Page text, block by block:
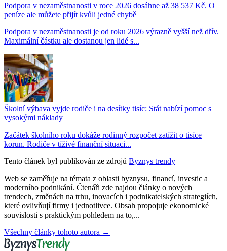
Podpora v nezaměstnanosti v roce 2026 dosáhne až 38 537 Kč. O
peníze ale můžete přijít kvůli jedné chybě
Podpora v nezaměstnanosti je od roku 2026 výrazně vyšší než dřív.
Maximální částku ale dostanou jen lidé s...
Školní výbava vyjde rodiče i na desítky tisíc: Stát nabízí pomoc s
vysokými náklady
Začátek školního roku dokáže rodinný rozpočet zatížit o tisíce
korun. Rodiče v tíživé finanční situaci...
Tento článek byl publikován ze zdrojů Byznys trendy
Web se zaměřuje na témata z oblasti byznysu, financí, investic a
moderního podnikání. Čtenáři zde najdou články o nových
trendech, změnách na trhu, inovacích i podnikatelských strategiích,
které ovlivňují firmy i jednotlivce. Obsah propojuje ekonomické
souvislosti s praktickým pohledem na to,...
Všechny články tohoto autora →